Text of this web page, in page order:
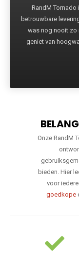
RandM
betrouwbare
was nog nooit zo
geniet van
Onze RandM
bieden. Hier
voor
goedkope